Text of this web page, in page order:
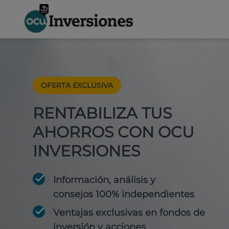
OFERTA EXCLUSIVA
RENTABILIZA TUS
AHORROS CON OCU
INVERSIONES
Información, análisis y
consejos 100% independientes
Ventajas exclusivas en fondos de